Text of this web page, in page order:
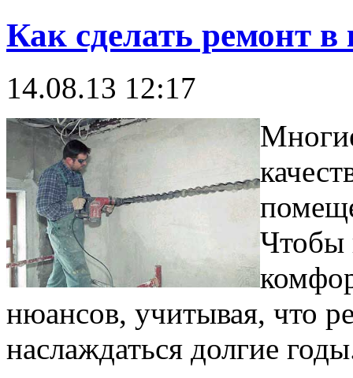
Как сделать ремонт
14.08.13 12:17
Чтобы
нюансов, учитывая, что
наслаждаться долгие